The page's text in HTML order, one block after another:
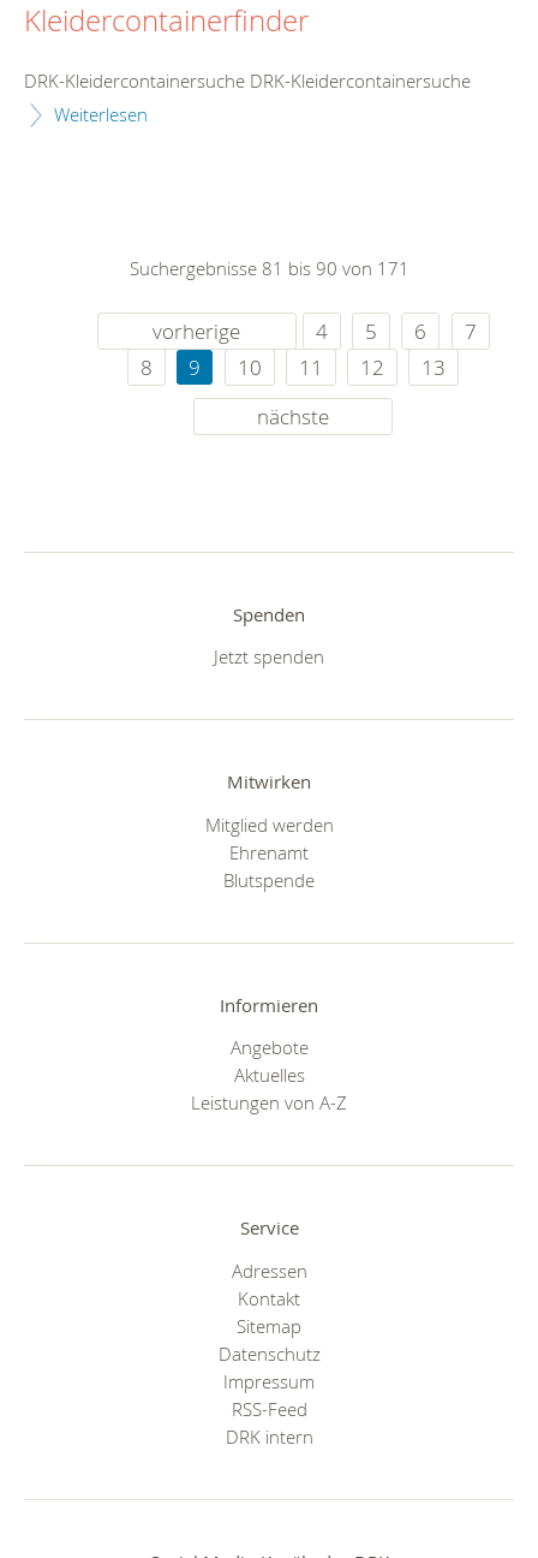
Kleidercontainerfinder
DRK-Kleidercontainersuche DRK-Kleidercontainersuche
Weiterlesen
Suchergebnisse 81 bis 90 von 171
vorherige 4 5 6
7
8
9 10 11 12
13
nächste
Spenden
Jetzt spenden
Mitwirken
Mitglied werden
Ehrenamt
Blutspende
Informieren
Angebote
Aktuelles
Leistungen von A-Z
Service
Adressen
Kontakt
Sitemap
Datenschutz
Impressum
RSS-Feed
DRK intern